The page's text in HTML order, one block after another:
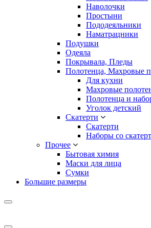
Наволочки
Простыни
Пододеяльники
Наматрацники
Подушки
Одеяла
Покрывала, Пледы
Полотенца, Махровые
Для кухни
Махровые
Полотенца и
Уголок детский
Скатерти
Скатерти
Наборы со
Прочее
Бытовая химия
Маски для лица
Сумки
Большие размеры